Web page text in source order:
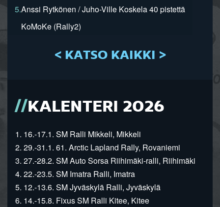
5.Anssi Rytkönen / Juho-Ville Koskela 40 pistettä
KoMoKe (Rally2)
< KATSO KAIKKI >
KALENTERI 2026
1. 16.-17.1. SM Ralli Mikkeli, Mikkeli
2. 29.-31.1. 61. Arctic Lapland Rally, Rovaniemi
3. 27.-28.2. SM Auto Sorsa Riihimäki-ralli, Riihimäki
4. 22.-23.5. SM Imatra Ralli, Imatra
5. 12.-13.6. SM Jyväskylä Ralli, Jyväskylä
6. 14.-15.8. Fixus SM Ralli Kitee, Kitee